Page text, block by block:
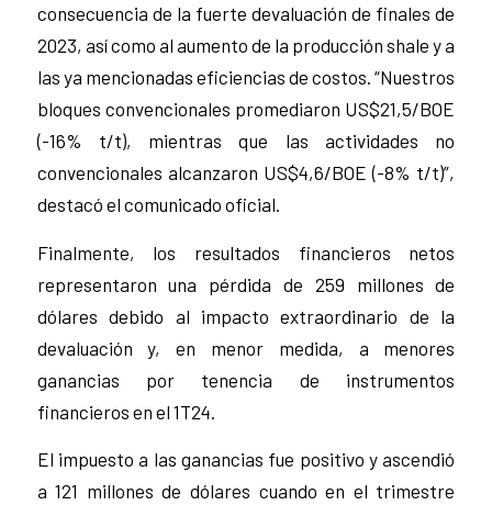
consecuencia de la fuerte devaluación de finales de
2023, así como al aumento de la producción shale y a
las ya mencionadas eficiencias de costos. “Nuestros
bloques convencionales promediaron US$21,5/BOE
(-16% t/t), mientras que las actividades no
convencionales alcanzaron US$4,6/BOE (-8% t/t)”,
destacó el comunicado oficial.
Finalmente, los resultados financieros netos
representaron una pérdida de 259 millones de
dólares debido al impacto extraordinario de la
devaluación y, en menor medida, a menores
ganancias por tenencia de instrumentos
financieros en el 1T24.
El impuesto a las ganancias fue positivo y ascendió
a 121 millones de dólares cuando en el trimestre